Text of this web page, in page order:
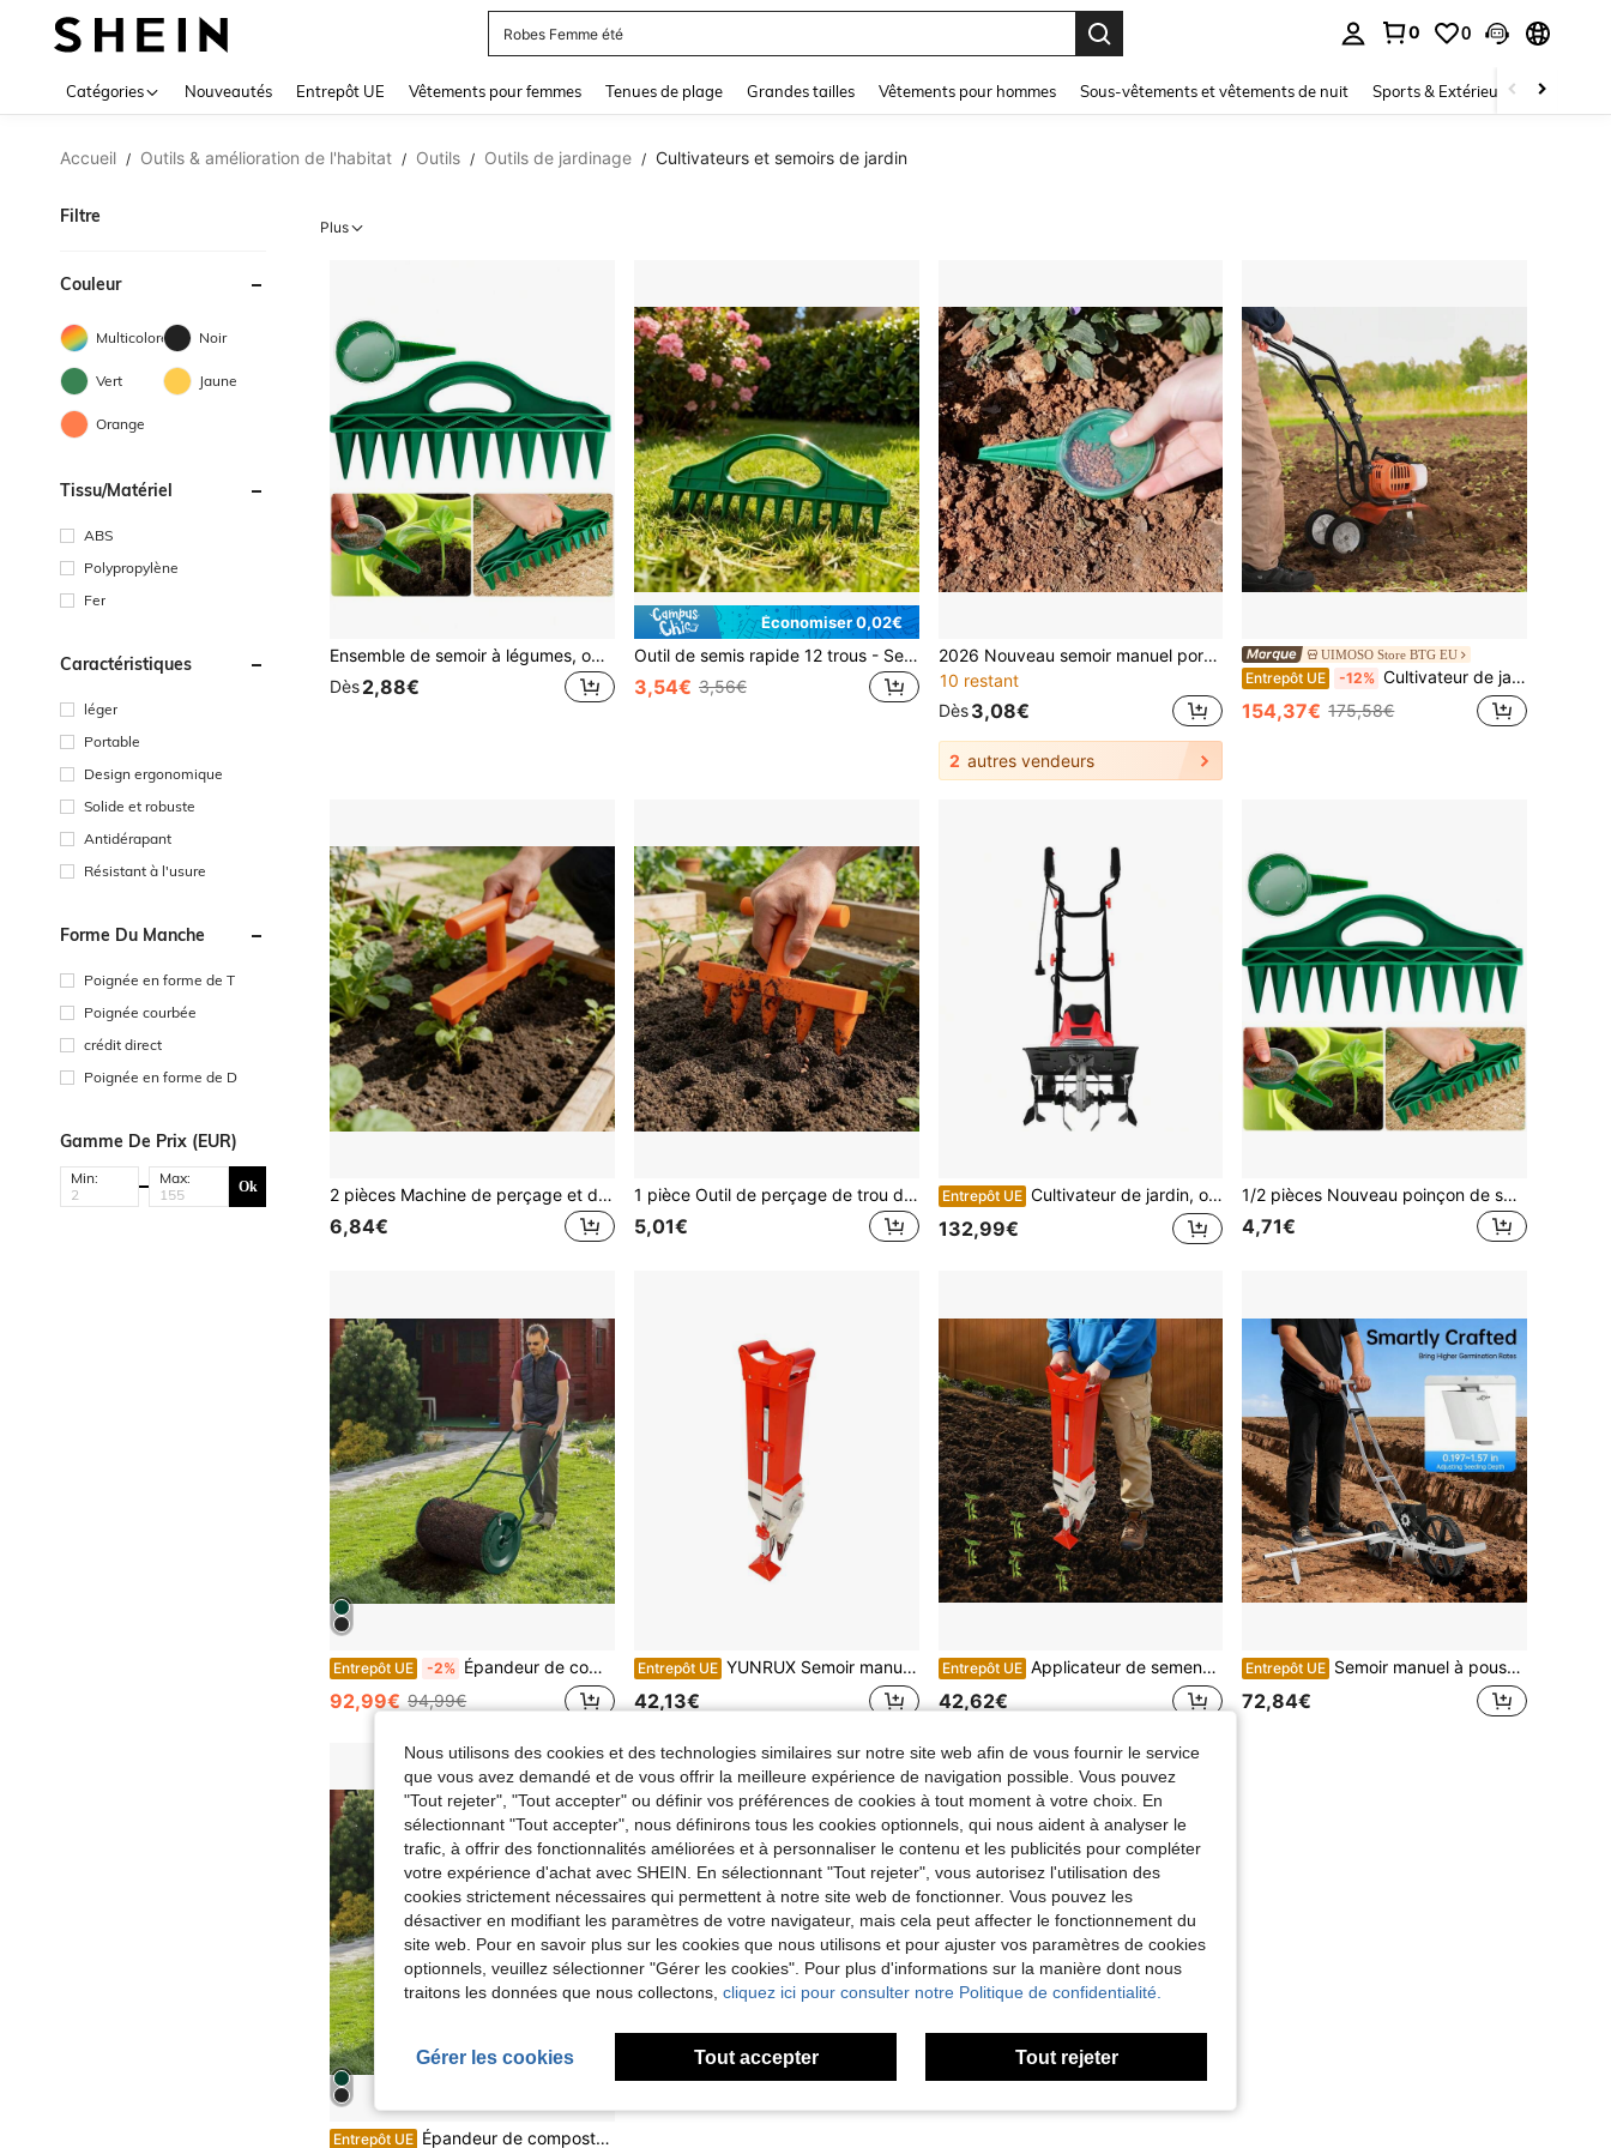
Robes Femme été
0 0
Catégories Nouveautés Entrepôt UE Vêtements pour femmes Tenues de plage Grandes tailles Vêtements pour hommes Sous-vêtements et vêtements de nuit Sports & Extérieur Enfants
Accueil / Outils & amélioration de l'habitat / Outils / Outils de jardinage / Cultivateurs et semoirs de jardin
Filtre
Couleur
Multicolore Noir
Vert Jaune
Orange
Tissu/matériel
ABS
Polypropylène
Fer
Caractéristiques
léger
Portable
Design ergonomique
Solide et robuste
Antidérapant
Résistant à l'usure
Forme Du Manche
Poignée en forme de T
Poignée courbée
crédit direct
Poignée en forme de D
Gamme De Prix (EUR)
Min: Max: Ok
Plus
Ensemble de semoir à légumes, outil de semis manuel, outil d'espacement des graines, semoir à plantes potagères, perforateur de jardinage et outil d'aération du sol
Dès2,88€
Économiser 0,02€
Outil de semis rapide 12 trous - Semeur de graines manuel en plastique durable et imperméable, distributeur de graines manuel convenant aux légumes et aux fleurs, semoir efficace en ligne droite pour le jardin et l'entretien de la pelouse, outil auxiliaire de plantation de légumes, accessoires de plantation
3,54€ 3,56€
2026 Nouveau semoir manuel portable adapté pour l'entretien des pelouses et les semis de champs - Semoir manuel portable avec système de semis efficace pour pelouse, parterre de fleurs, petite agriculture
10 restant
Dès 3,08€
2 autres vendeurs
UIMOSO Store BTG EU
Entrepôt UE -12% Cultivateur de jardin et semoirs
154,37€ 175,58€
2 pièces Machine de perçage et de semis horticole d'extérieur, machine de perçage de semis de légumes et de fleurs pour la maison, outil auxiliaire agricole spécial pour le semis en pot de balcon de jardin
6,84€
1 pièce Outil de perçage de trou de sol, outil de semis manuel à 5 dents en plastique, outil de plantation rapide et économe en temps, épandeur de jardin
5,01€
Entrepôt UE Cultivateur de jardin, outils de jardin, outils de jardinage pour le jardin
132,99€
1/2 pièces Nouveau poinçon de semis de sol, semoir, kit de semis, outil de jardinage, plantoir, outil de espacement de semis rapide
4,71€
Entrepôt UE -2% Épandeur de compost 80 L, épandeur d'engrais avec fermetures latérales et poignée en U, épandeur de tourbe avec grille métallique, épandeur de jardin pour tourbe, engrais et graines (vert)
92,99€ 94,99€
Entrepôt UE YUNRUX Semoir manuel, applicateur d'engrais, semoir portatif, double rangée de légumes
42,13€
Entrepôt UE Applicateur de semences et d'engrais portatif à double réservoir, outil de semis et de fertilisation portable pour légumes, fleurs, ferme, bacs surélevés, agriculture, exploitation agricole et plantes
42,62€
Entrepôt UE Semoir manuel à poussée réglable, outil de plantation pour agriculture, légumes, céréales, récolte, semis, jardin, champ, travaux agricoles
72,84€
Entrepôt UE Épandeur de compost 80 L, épandeur d'engrais avec fermetures latérales et poignée en U, épandeur de tourbe avec grille métallique, épandeur de jardin pour tourbe, engrais et graines (vert)
Nous utilisons des cookies et des technologies similaires sur notre site web afin de vous fournir le service
que vous avez demandé et de vous offrir la meilleure expérience de navigation possible. Vous pouvez
"Tout rejeter", "Tout accepter" ou définir vos préférences de cookies à tout moment à votre choix. En
sélectionnant "Tout accepter", nous définirons tous les cookies optionnels, qui nous aident à analyser le
trafic, à offrir des fonctionnalités améliorées et à personnaliser le contenu et les publicités pour compléter
votre expérience d'achat avec SHEIN. En sélectionnant "Tout rejeter", vous autorisez l'utilisation des
cookies strictement nécessaires qui permettent à notre site web de fonctionner. Vous pouvez les
désactiver en modifiant les paramètres de votre navigateur, mais cela peut affecter le fonctionnement du
site web. Pour en savoir plus sur les cookies que nous utilisons et pour ajuster vos paramètres de cookies
optionnels, veuillez sélectionner "Gérer les cookies". Pour plus d'informations sur la manière dont nous
traitons les données que nous collectons, cliquez ici pour consulter notre Politique de confidentialité.
Gérer les cookies Tout accepter Tout rejeter